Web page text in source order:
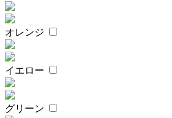
オレンジ
イエロー
グリーン